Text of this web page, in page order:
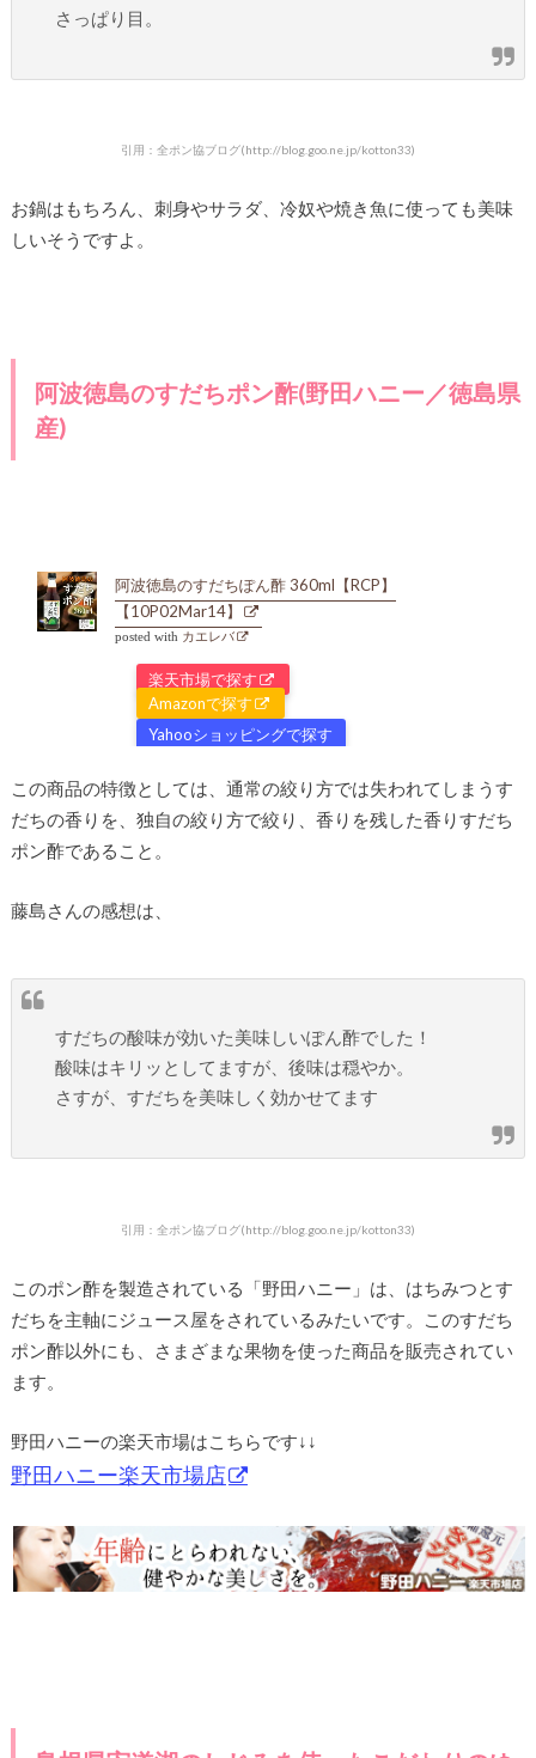
さっぱり目。
引用：全ポン協ブログ(http://blog.goo.ne.jp/kotton33)
お鍋はもちろん、刺身やサラダ、冷奴や焼き魚に使っても美味
しいそうですよ。
阿波徳島のすだちポン酢(野田ハニー／徳島県
産)
阿波徳島のすだちぽん酢 360ml【RCP】
【10P02Mar14】
posted with カエレバ
楽天市場で探す
Amazonで探す
Yahooショッピングで探す
この商品の特徴としては、通常の絞り方では失われてしまうす
だちの香りを、独自の絞り方で絞り、香りを残した香りすだち
ポン酢であること。
藤島さんの感想は、
すだちの酸味が効いた美味しいぽん酢でした！
酸味はキリッとしてますが、後味は穏やか。
さすが、すだちを美味しく効かせてます
引用：全ポン協ブログ(http://blog.goo.ne.jp/kotton33)
このポン酢を製造されている「野田ハニー」は、はちみつとす
だちを主軸にジュース屋をされているみたいです。このすだち
ポン酢以外にも、さまざまな果物を使った商品を販売されてい
ます。
野田ハニーの楽天市場はこちらです↓↓
野田ハニー楽天市場店